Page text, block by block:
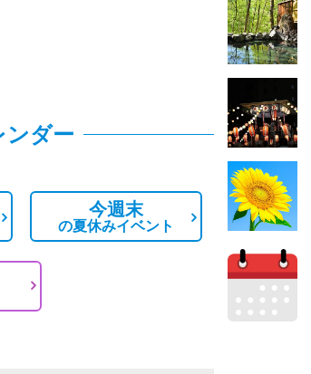
ダー
今週末
の夏休みイベント